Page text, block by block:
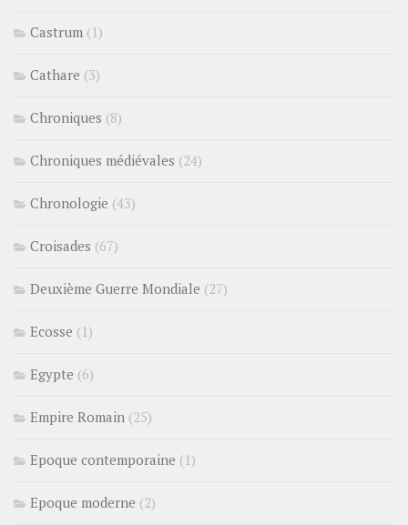
Castrum (1)
Cathare (3)
Chroniques (8)
Chroniques médiévales (24)
Chronologie (43)
Croisades (67)
Deuxième Guerre Mondiale (27)
Ecosse (1)
Egypte (6)
Empire Romain (25)
Epoque contemporaine (1)
Epoque moderne (2)